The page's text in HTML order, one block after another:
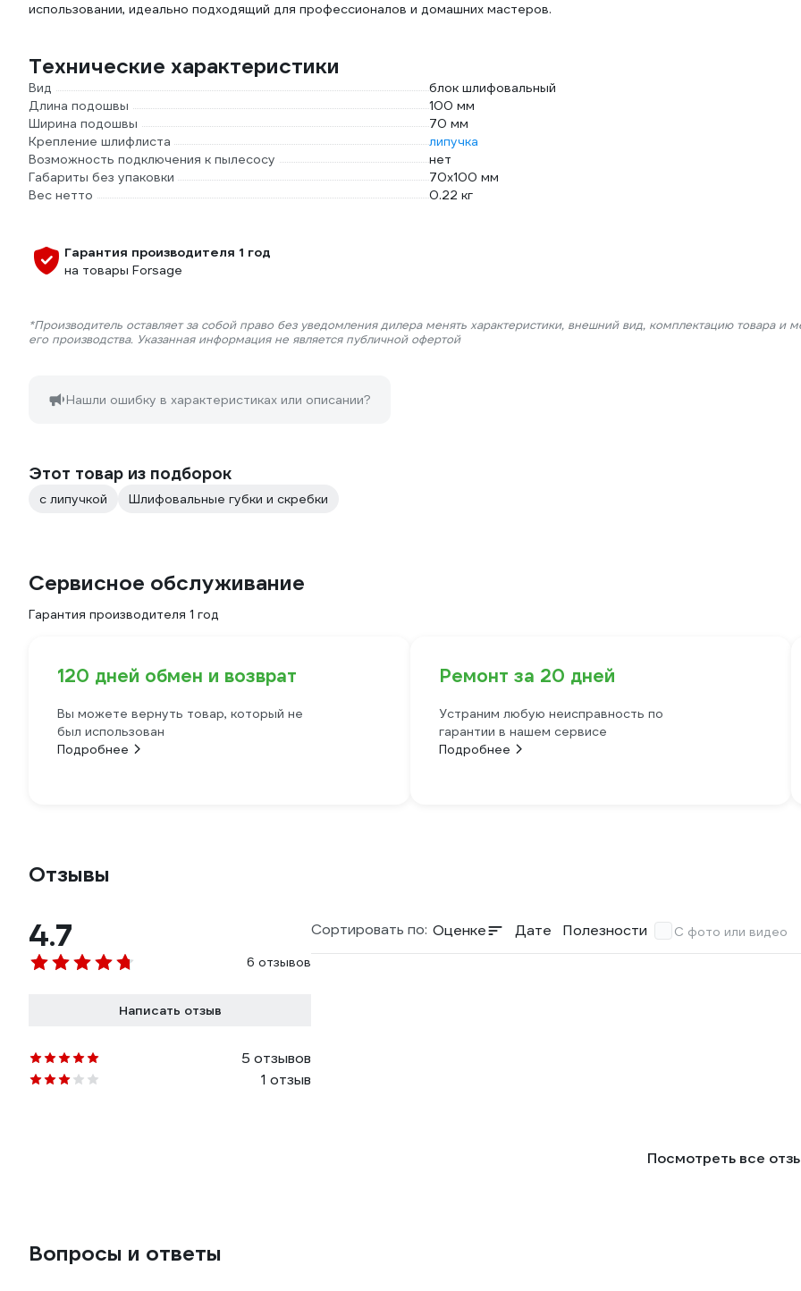
использовании, идеально подходящий для профессионалов и домашних мастеров.
Технические характеристики
Вид
блок шлифовальный
Длина подошвы
100 мм
Ширина подошвы
70 мм
Крепление шлифлиста
липучка
Возможность подключения к пылесосу
нет
Габариты без упаковки
70х100 мм
Вес нетто
0.22 кг
Гарантия производителя 1 год
на товары Forsage
*Производитель оставляет за собой право без уведомления дилера менять характеристики, внешний вид, комплектацию товара и
его производства. Указанная информация не является публичной офертой
Нашли ошибку в характеристиках или описании?
Этот товар из подборок
с липучкой Шлифовальные губки и скребки
Сервисное обслуживание
Гарантия производителя 1 год
120 дней обмен и возврат
Вы можете вернуть товар, который не
был использован
Подробнее
Ремонт за 20 дней
Устраним любую неисправность по
гарантии в нашем сервисе
Подробнее
Отзывы
4.7
6 отзывов
Написать отзыв
5 отзывов
1 отзыв
Сортировать по: Оценке Дате Полезности С фото или видео
Посмотреть все
Вопросы и ответы